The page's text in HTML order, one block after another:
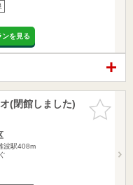
ンを見る
お気に入
りに追加
(閉館しました)
波駅408m